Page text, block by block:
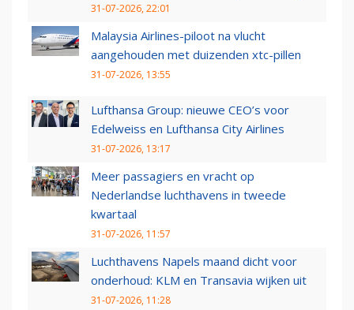
31-07-2026, 22:01
Malaysia Airlines-piloot na vlucht
aangehouden met duizenden xtc-pillen
31-07-2026, 13:55
Lufthansa Group: nieuwe CEO’s voor
Edelweiss en Lufthansa City Airlines
31-07-2026, 13:17
Meer passagiers en vracht op
Nederlandse luchthavens in tweede
kwartaal
31-07-2026, 11:57
Luchthavens Napels maand dicht voor
onderhoud: KLM en Transavia wijken uit
31-07-2026, 11:28